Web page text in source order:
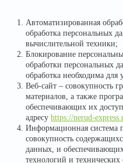
Автоматизированная
обработка персональных
вычислительной техники;
Блокирование
обработки персональных
обработка необходима
Веб-сайт – совокупность
материалов, а также
обеспечивающих их
адресу https://nerud-
Информационная система
совокупность
данных, и
технологий и технических